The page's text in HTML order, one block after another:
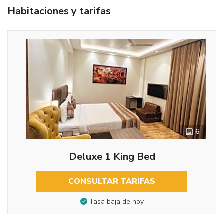
Habitaciones y tarifas
6
Deluxe 1 King Bed
CONSULTAR TARIFAS
Tasa baja de hoy